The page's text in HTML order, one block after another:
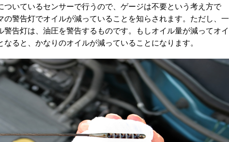
ついているセンサーで行うので、ゲージは不要という考え方で
の警告灯でオイルが減っていることを知らされます。ただし、一
警告灯は、油圧を警告するものです。もしオイル量が減ってオイ
なると、かなりのオイルが減っていることになります。